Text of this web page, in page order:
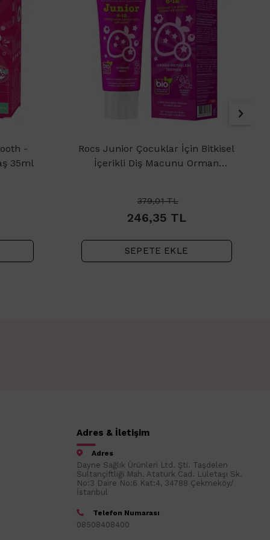
-
35ml
Rocs Junior Çocuklar İçin Bitkisel
İçerikli Diş Macunu Orman
379,01TL
246,35 TL
SEPETE EKLE
Adres & İletişim
Adres
Dayne Sağlık Ürünleri Ltd. Şti. Taşdelen
Sultançiftliği Mah. Atatürk Cad. Lületaşı Sk.
No:3 Daire No:6 Kat:4, 34788 Çekmeköy/
İstanbul
Telefon Numarası
08508408400